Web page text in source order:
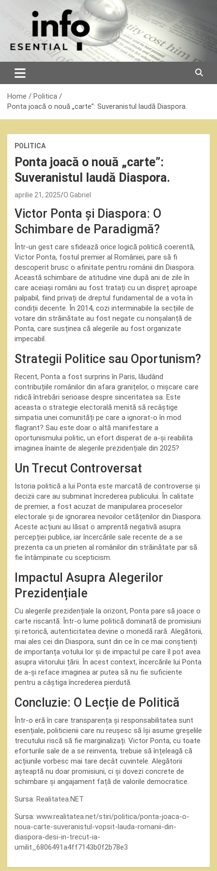
Home
Politica
Ponta joacă o nouă „carte”: Suveranistul laudă Diaspora.
POLITICA
Ponta joacă o nouă „carte”:
Suveranistul laudă Diaspora.
aprilie 21, 2025 O Gabriel
Victor Ponta și Diaspora: O
Schimbare de Paradigmă?
Într-un gest care sfidează orice logică politică coerentă,
Victor Ponta, fostul premier al României, pare să fi
descoperit brusc o afinitate pentru românii din Diaspora.
Această schimbare de atitudine vine după ani de zile în
care aceiași români au fost tratați cu un dispreț aproape
palpabil, fiind privați de dreptul fundamental de a vota în
condiții decente. În 2014, cozi interminabile la secțiile de
votare din străinătate au fost negate cu nonșalanță de
Ponta, care susținea că alegerile au fost organizate
impecabil.
Strategii Politice sau Oportunism?
Recent, Ponta a fost surprins în Paris, lăudând
contribuțiile românilor din afara granițelor, o mișcare care
ridică întrebări serioase despre sinceritatea sa. Este
aceasta o strategie electorală menită să recâștige
simpatia unei comunități pe care a ignorat-o în mod
flagrant? Sau este doar o altă manifestare a
oportunismului politic, un efort disperat de a-și reabilita
imaginea înainte de alegerile prezidențiale din 2025?
Un Trecut Controversat
Istoria politică a lui Ponta este marcată de controverse și
decizii care au subminat încrederea publicului. În calitate
de premier, a fost acuzat de manipularea proceselor
electorale și de ignorarea nevoilor cetățenilor din Diaspora.
Aceste acțiuni au lăsat o amprentă negativă asupra
percepției publice, iar încercările sale recente de a se
prezenta ca un prieten al românilor din străinătate par să
fie întâmpinate cu scepticism.
Impactul Asupra Alegerilor
Prezidențiale
Cu alegerile prezidențiale la orizont, Ponta pare să joace o
carte riscantă. Într-o lume politică dominată de promisiuni
și retorică, autenticitatea devine o monedă rară. Alegătorii,
mai ales cei din Diaspora, sunt din ce în ce mai conștienți
de importanța votului lor și de impactul pe care îl pot avea
asupra viitorului țării. În acest context, încercările lui Ponta
de a-și reface imaginea ar putea să nu fie suficiente
pentru a câștiga încrederea pierdută.
Concluzie: O Lecție de Politică
Într-o eră în care transparența și responsabilitatea sunt
esențiale, politicienii care nu reușesc să își asume greșelile
trecutului riscă să fie marginalizați. Victor Ponta, cu toate
eforturile sale de a se reinventa, trebuie să înțeleagă că
acțiunile vorbesc mai tare decât cuvintele. Alegătorii
așteaptă nu doar promisiuni, ci și dovezi concrete de
schimbare și angajament față de valorile democratice.
Sursa: Realitatea.NET
Sursa: www.realitatea.net/stiri/politica/ponta-joaca-o-
noua-carte-suveranistul-vopsit-lauda-romanii-din-
diaspora-desi-in-trecut-ia-
umilit_6806491a4ff7143b0f2b78e3